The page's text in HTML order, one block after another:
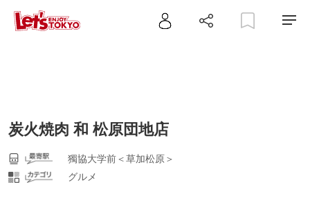
炭火焼肉 和 松原団地店
獨協大学前＜草加松原＞
グルメ